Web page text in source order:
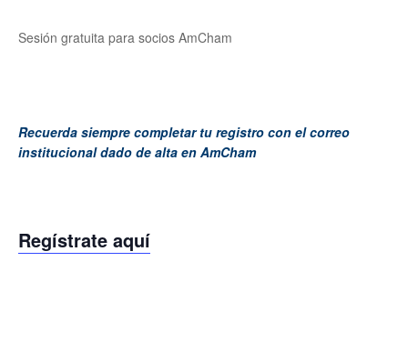
Sesión gratuita para socios AmCham
Recuerda siempre completar tu registro con el correo
institucional dado de alta en AmCham
Regístrate aquí